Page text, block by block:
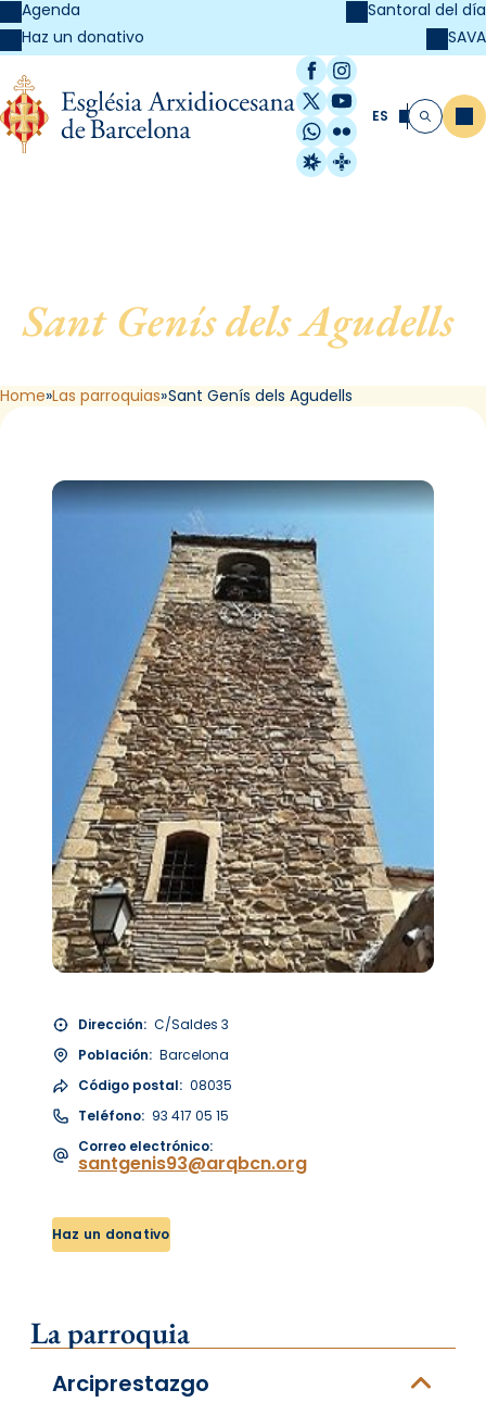
Agenda
Haz un donativo
Santoral del día
SAVA
Facebook
Instagram
X / Twitter
YouTube
WhatsApp
Flickr
Radio Estel
Catalunya
ES Buscar
Sant Genís dels Agudells,
de Barcelona
Home Las parroquias Sant Genís dels Agudells
Dirección: C/Saldes 3
Población: Barcelona
Código postal: 08035
Teléfono: 93 417 05 15
Correo electrónico:
santgenis93@arqbcn.org
Haz un donativo
La parroquia
Arciprestazgo